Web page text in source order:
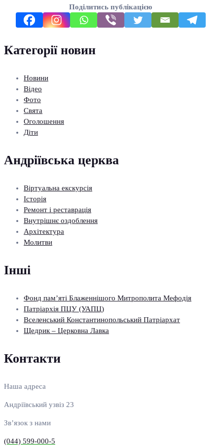
Поділитись публікацією
Категорії новин
Новини
Відео
Фото
Свята
Оголошення
Діти
Андріївська церква
Віртуальна екскурсія
Історія
Ремонт і реставрація
Внутрішнє оздоблення
Архітектура
Молитви
Інші
Фонд пам’яті Блаженнішого Митрополита Мефодія
Патріархія ПЦУ (УАПЦ)
Вселенський Константинопольський Патріархат
Щедрик – Церковна Лавка
Контакти
Наша адреса
Андріївський узвіз 23
Зв’язок з нами
(044) 599-000-5